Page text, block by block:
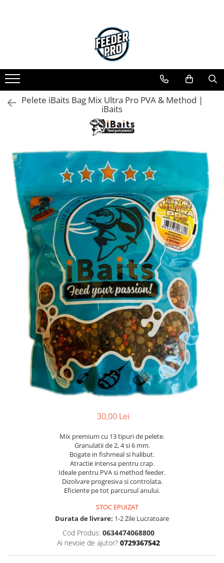
Pelete iBaits Bag Mix Ultra Pro PVA & Method |
iBaits
30,00 Lei
Mix premium cu 13 tipuri de pelete.
Granulatii de 2, 4 si 6 mm.
Bogate in fishmeal si halibut.
Atractie intensa pentru crap.
Ideale pentru PVA si method feeder.
Dizolvare progresiva si controlata.
Eficiente pe tot parcursul anului.
STOC EPUIZAT
Durata de livrare: 1-2 Zile Lucratoare
Cod Produs: 0634474068800
Ai nevoie de ajutor? 0729367542